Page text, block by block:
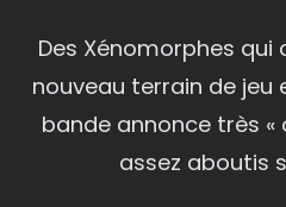
Des Xénomorphes
nouveau terrain de
bande annonce très «
assez aboutis